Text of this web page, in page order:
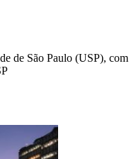
de São Paulo (USP), com